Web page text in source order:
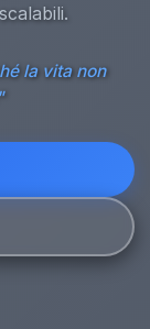
la vita non